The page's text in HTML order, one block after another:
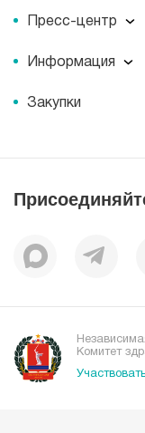
О компании
Миссия
История
Документы
Пациентам
Пресс-центр
Пресс-центр
Новости
Журнал для
Информация
Информация
Справочник
Закупки
Комитет